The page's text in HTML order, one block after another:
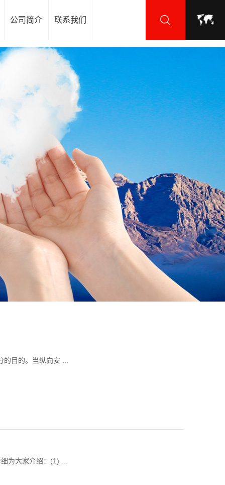
公司简介 联系我们
目的。当纵向安 ...
为大家介绍：(1) ...